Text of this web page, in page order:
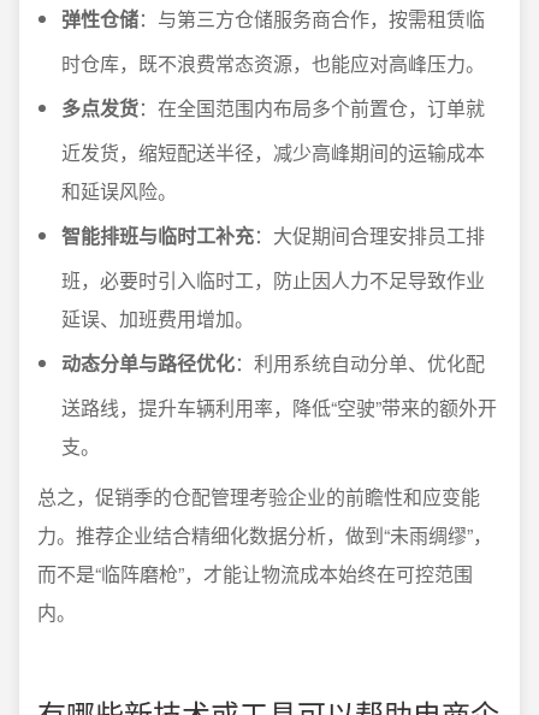
弹性仓储：与第三方仓储服务商合作，按需租赁临
时仓库，既不浪费常态资源，也能应对高峰压力。
多点发货：在全国范围内布局多个前置仓，订单就
近发货，缩短配送半径，减少高峰期间的运输成本
和延误风险。
智能排班与临时工补充：大促期间合理安排员工排
班，必要时引入临时工，防止因人力不足导致作业
延误、加班费用增加。
动态分单与路径优化：利用系统自动分单、优化配
送路线，提升车辆利用率，降低“空驶”带来的额外开
支。
总之，促销季的仓配管理考验企业的前瞻性和应变能
力。推荐企业结合精细化数据分析，做到“未雨绸缪”，
而不是“临阵磨枪”，才能让物流成本始终在可控范围
内。